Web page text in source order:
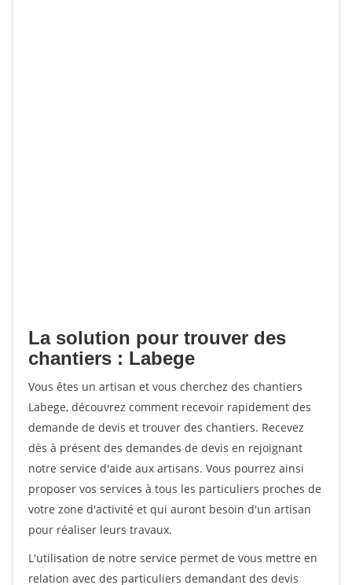
La solution pour trouver des
chantiers : Labege
Vous êtes un artisan et vous cherchez des chantiers
Labege, découvrez comment recevoir rapidement des
demande de devis et trouver des chantiers. Recevez
dès à présent des demandes de devis en rejoignant
notre service d'aide aux artisans. Vous pourrez ainsi
proposer vos services à tous les particuliers proches de
votre zone d'activité et qui auront besoin d'un artisan
pour réaliser leurs travaux.
L'utilisation de notre service permet de vous mettre en
relation avec des particuliers demandant des devis